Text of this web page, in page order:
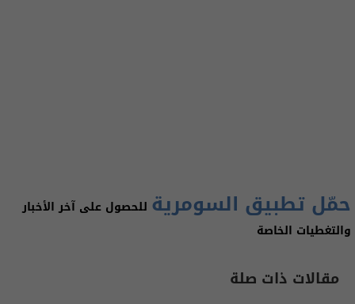
حمّل تطبيق السومرية للحصول على آخر الأخبار
والتغطيات الخاصة
مقالات ذات صلة